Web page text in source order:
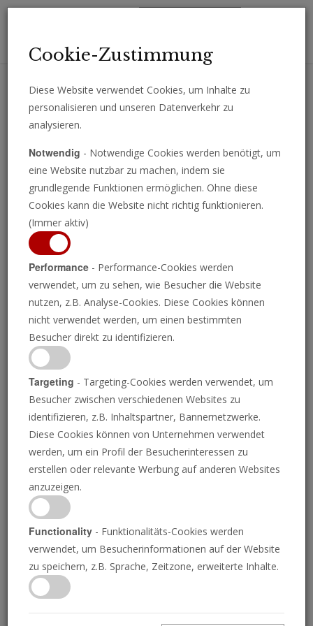
Erhalten Sie wichtige Analysen, Kommentare und Nachrichten
Das erste militärische
Opfer des dritten
Weltkriegs (Zweiter Teil)
Das aufsteigende Tier: Kapitel eins (Zweiter
Teil)
Cookie-Zustimmung
Diese Website verwendet Cookies, um Inhalte zu
personalisieren und unseren Datenverkehr zu
analysieren.
Notwendig - Notwendige Cookies werden benötigt, um
eine Website nutzbar zu machen, indem sie
grundlegende Funktionen ermöglichen. Ohne diese
Cookies kann die Website nicht richtig funktionieren.
(Immer aktiv)
Performance - Performance-Cookies werden
verwendet, um zu sehen, wie Besucher die Website
nutzen, z.B. Analyse-Cookies. Diese Cookies können
nicht verwendet werden, um einen bestimmten
Besucher direkt zu identifizieren.
Targeting - Targeting-Cookies werden verwendet, um
Besucher zwischen verschiedenen Websites zu
identifizieren, z.B. Inhaltspartner, Bannernetzwerke.
Diese Cookies können von Unternehmen verwendet
werden, um ein Profil der Besucherinteressen zu
erstellen oder relevante Werbung auf anderen Websites
anzuzeigen.
Functionality - Funktionalitäts-Cookies werden
verwendet, um Besucherinformationen auf der Website
zu speichern, z.B. Sprache, Zeitzone, erweiterte Inhalte.